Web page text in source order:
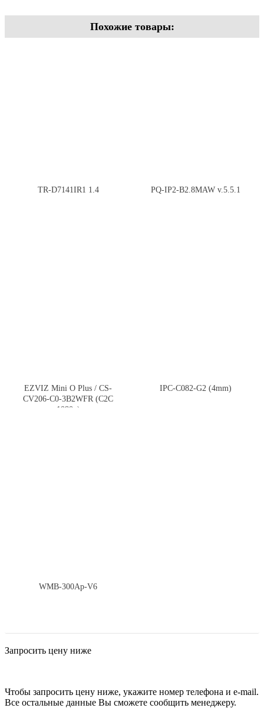
Похожие товары:
TR-D7141IR1 1.4 PQ-IP2-B2.8MAW v.5.5.1
EZVIZ Mini O Plus / CS-
CV206-C0-3B2WFR (С2С
1080р)
IPC-C082-G2 (4mm)
WMB-300Ap-V6
Запросить цену ниже
Чтобы запросить цену ниже, укажите номер телефона и e-mail.
Все остальные данные Вы сможете сообщить менеджеру.